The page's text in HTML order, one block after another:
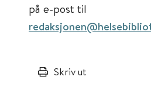
på e-post til
Skriv ut